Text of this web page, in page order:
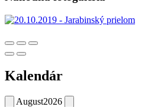
Kalendár
August2026